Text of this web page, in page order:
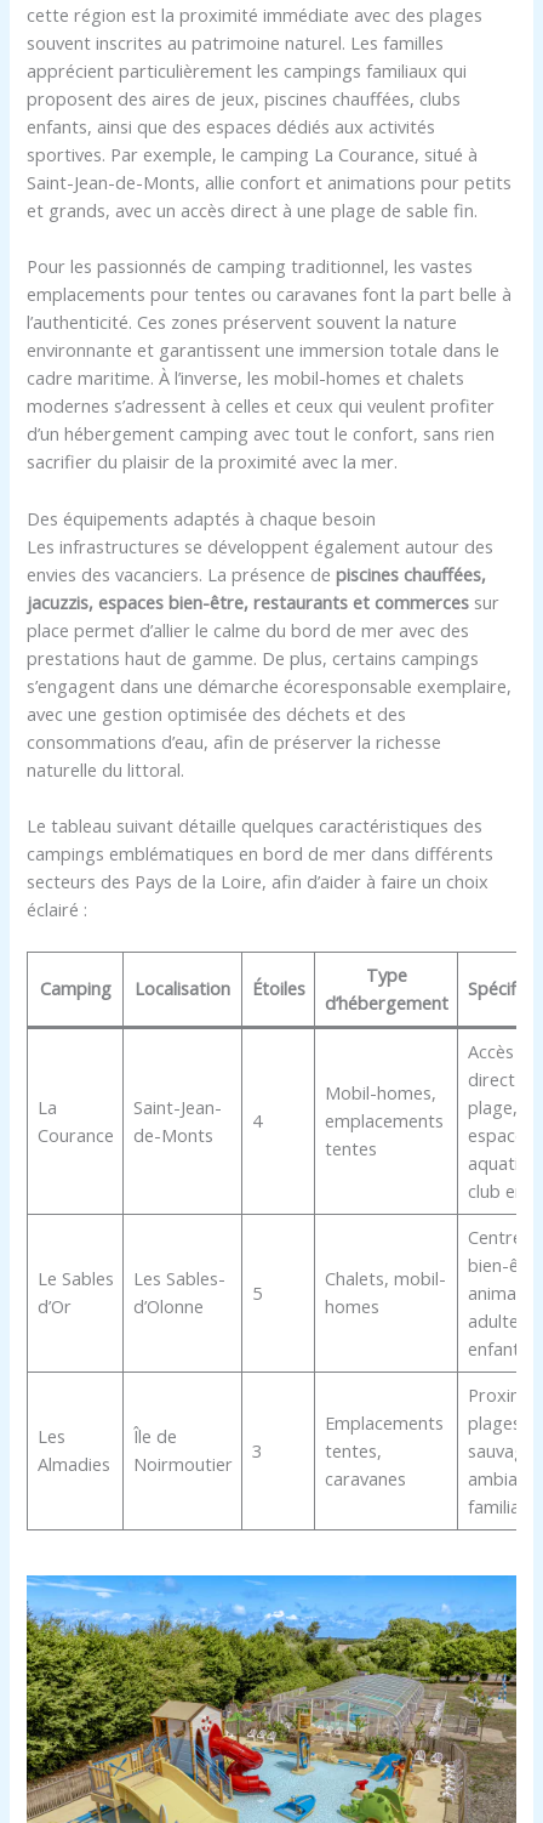
cette région est la proximité immédiate avec des plages
souvent inscrites au patrimoine naturel. Les familles
apprécient particulièrement les campings familiaux qui
proposent des aires de jeux, piscines chauffées, clubs
enfants, ainsi que des espaces dédiés aux activités
sportives. Par exemple, le camping La Courance, situé à
Saint-Jean-de-Monts, allie confort et animations pour petits
et grands, avec un accès direct à une plage de sable fin.
Pour les passionnés de camping traditionnel, les vastes
emplacements pour tentes ou caravanes font la part belle à
l’authenticité. Ces zones préservent souvent la nature
environnante et garantissent une immersion totale dans le
cadre maritime. À l’inverse, les mobil-homes et chalets
modernes s’adressent à celles et ceux qui veulent profiter
d’un hébergement camping avec tout le confort, sans rien
sacrifier du plaisir de la proximité avec la mer.
Des équipements adaptés à chaque besoin
Les infrastructures se développent également autour des
envies des vacanciers. La présence depiscines chauffées,
jacuzzis, espaces bien-être, restaurants et commerces sur
place permet d’allier le calme du bord de mer avec des
prestations haut de gamme. De plus, certains campings
s’engagent dans une démarche écoresponsable exemplaire,
avec une gestion optimisée des déchets et des
consommations d’eau, afin de préserver la richesse
naturelle du littoral.
Le tableau suivant détaille quelques caractéristiques des
campings emblématiques en bord de mer dans différents
secteurs des Pays de la Loire, afin d’aider à faire un choix
éclairé :
Camping Localisation Étoiles
Type
d’hébergement
La
Courance
Saint-Jean-
de-Monts
4
Mobil-homes,
emplacements
tentes
Accès
direct
plage,
espace
club
Le Sables
d’Or
Les Sables-
d’Olonne
5
Chalets, mobil-
homes
Centre
bien-
adultes
enfants
Les
Almadies
Île de
Noirmoutier
3
Emplacements
tentes,
caravanes
plages
familiale